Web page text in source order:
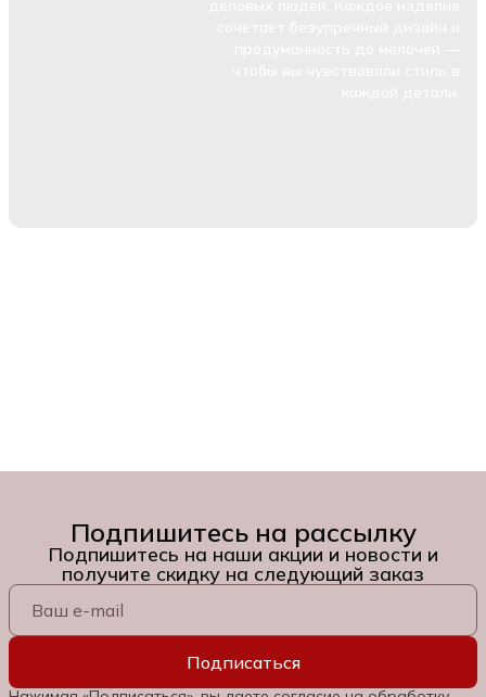
Подпишитесь на рассылку
Подпишитесь на наши акции и новости и
получите скидку на следующий заказ
Подписаться